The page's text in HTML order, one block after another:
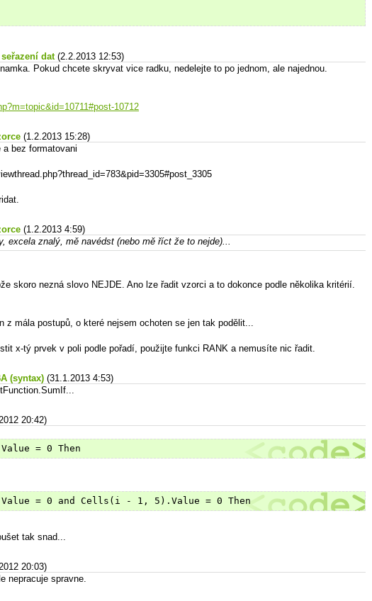
dat (2.2.2013 12:53)
Pokud chcete skryvat vice radku, nedelejte to po jednom, ale najednou.
10712
(1.2.2013 15:28)
bez formatovani
(1.2.2013 4:59)
excela znalý, mě navédst (nebo mě říct že to nejde)...
skoro nezná slovo NEJDE. Ano lze řadit vzorci a to dokonce podle několika kritérií.
z mála postupů, o které nejsem ochoten se jen tak podělit...
x-tý prvek v poli podle pořadí, použijte funkci RANK a nemusíte nic řadit.
(syntax) (31.1.2013 4:53)
20:42)
= 0 Then
= 0 and Cells(i - 1, 5).Value = 0 Then
tak snad...
20:03)
nepracuje spravne.